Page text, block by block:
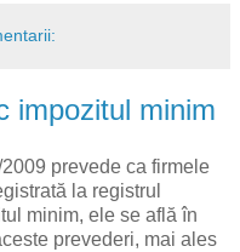
impozitul minim
prevede ca firmele
la registrul
minim, ele se află în
prevederi, mai ales